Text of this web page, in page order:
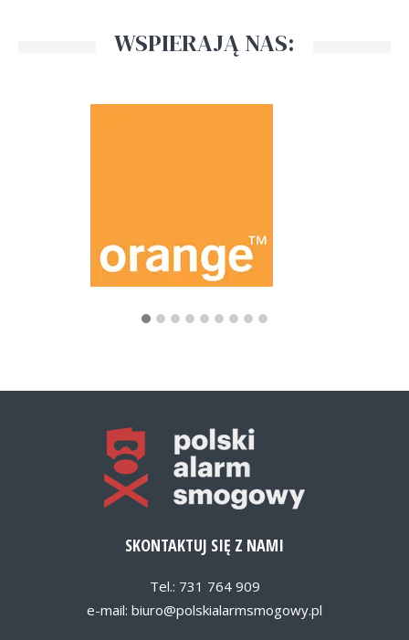
WSPIERAJĄ NAS:
SKONTAKTUJ SIĘ Z NAMI
Tel.: 731 764 909
e-mail: biuro@polskialarmsmogowy.pl